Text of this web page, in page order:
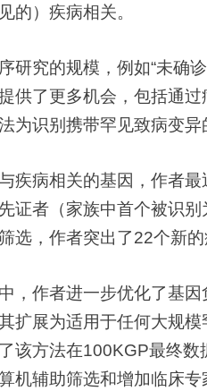
的）疾病相关。
研究的规模，例如“未确
供了更多机会，包括通
为识别携带罕见致病变
疾病相关的基因，作者
证者（家族中首个被识
选，作者突出了22个新
，作者进一步优化了基
扩展为适用于任何大规
该方法在100KGP最终
机辅助筛选和增加临床